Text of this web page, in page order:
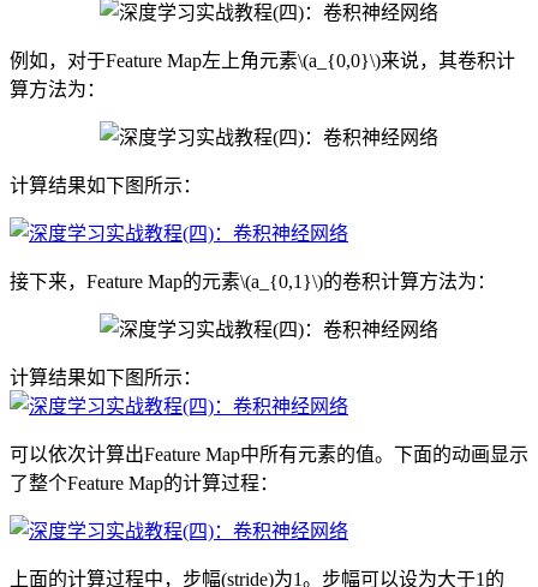
例如，对于Feature Map左上角元素\(a_{0,0}\)来说，其卷积计
算方法为：
计算结果如下图所示：
接下来，Feature Map的元素\(a_{0,1}\)的卷积计算方法为：
计算结果如下图所示：
可以依次计算出Feature Map中所有元素的值。下面的动画显示
了整个Feature Map的计算过程：
上面的计算过程中，步幅(stride)为1。步幅可以设为大于1的